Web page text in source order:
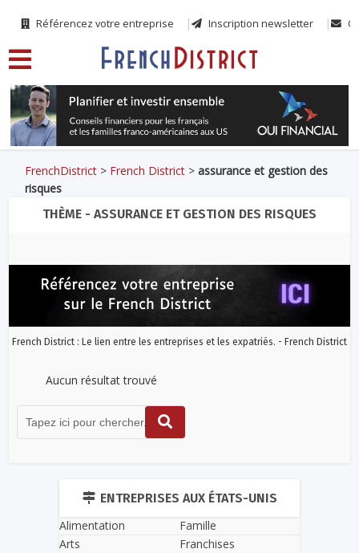
Référencez votre entreprise Inscription newsletter
FrenchDistrict > French District >assurance et gestion des
risques
THÈME - ASSURANCE ET GESTION DES RISQUES
French District : Le lien entre les entreprises et les expatriés. - French District
Aucun résultat trouvé
ENTREPRISES AUX ÉTATS-UNIS
Alimentation
Arts
Famille
Franchises